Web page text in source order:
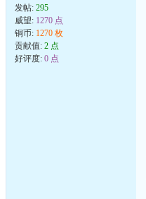
发帖: 295
威望: 1270 点
铜币: 1270 枚
贡献值: 2 点
好评度: 0 点